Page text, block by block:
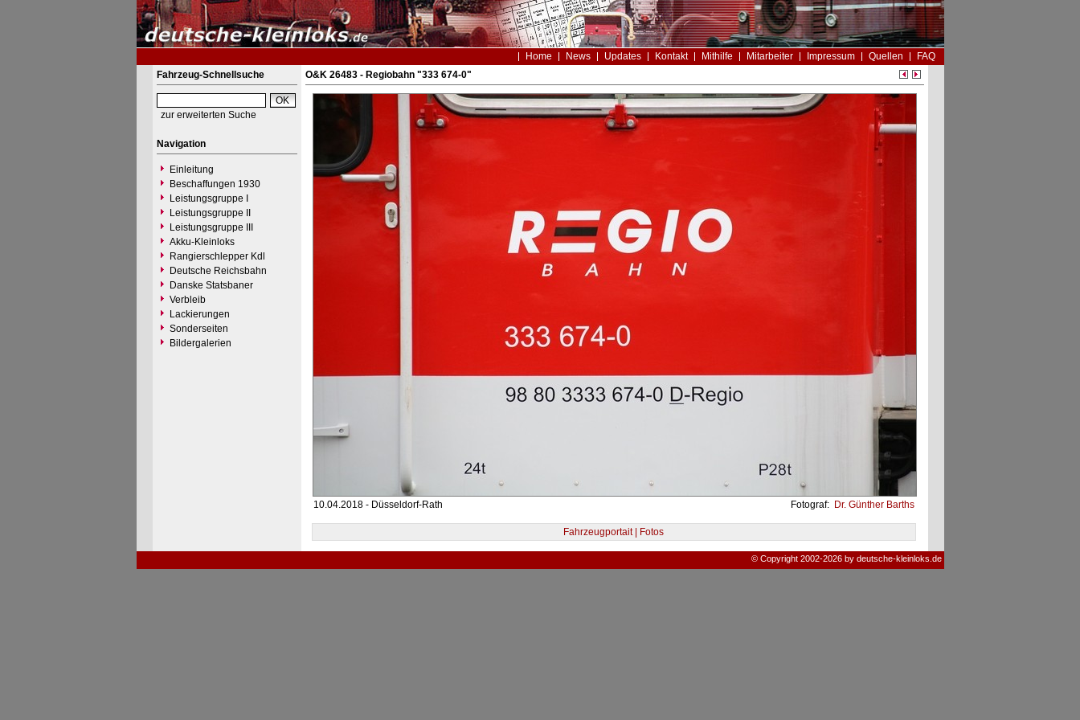
Home News Updates Kontakt Mithilfe Mitarbeiter Impressum Quellen
FAQ
Fahrzeug-Schnellsuche
zur erweiterten Suche
Navigation
Einleitung
Beschaffungen 1930
Leistungsgruppe I
Leistungsgruppe II
Leistungsgruppe III
Akku-Kleinloks
Rangierschlepper Kdl
Deutsche Reichsbahn
Danske Statsbaner
Verbleib
Lackierungen
Sonderseiten
Bildergalerien
O&K 26483 - Regiobahn "333 674-0"
10.04.2018 - Düsseldorf-Rath Fotograf: Dr. Günther Barths
Fahrzeugportait | Fotos
© Copyright 2002-2026 by deutsche-kleinloks.de